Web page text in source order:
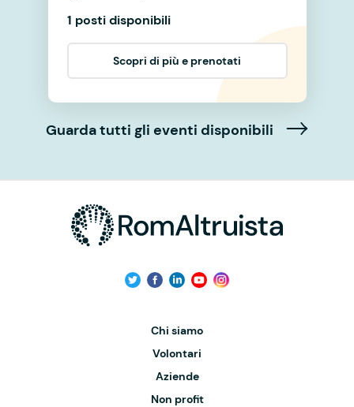
1 posti disponibili
Scopri di più e prenotati
Guarda tutti gli eventi disponibili
Chi siamo
Volontari
Aziende
Non profit